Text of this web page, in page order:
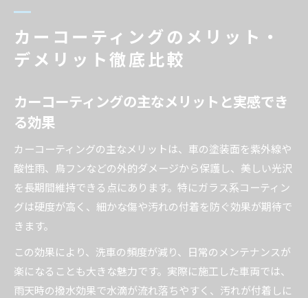
カーコーティングのメリット・
デメリット徹底比較
カーコーティングの主なメリットと実感でき
る効果
カーコーティングの主なメリットは、車の塗装面を紫外線や
酸性雨、鳥フンなどの外的ダメージから保護し、美しい光沢
を長期間維持できる点にあります。特にガラス系コーティン
グは硬度が高く、細かな傷や汚れの付着を防ぐ効果が期待で
きます。
この効果により、洗車の頻度が減り、日常のメンテナンスが
楽になることも大きな魅力です。実際に施工した車両では、
雨天時の撥水効果で水滴が流れ落ちやすく、汚れが付着しに